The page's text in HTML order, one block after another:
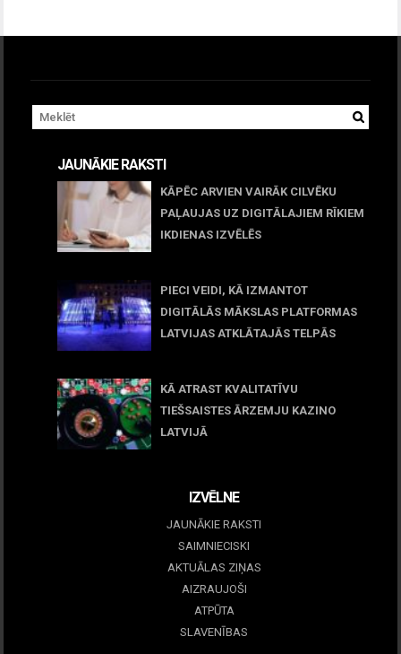
JAUNĀKIE RAKSTI
KĀPĒC ARVIEN VAIRĀK CILVĒKU
PAĻAUJAS UZ DIGITĀLAJIEM RĪKIEM
IKDIENAS IZVĒLĒS
PIECI VEIDI, KĀ IZMANTOT
DIGITĀLĀS MĀKSLAS PLATFORMAS
LATVIJAS ATKLĀTAJĀS TELPĀS
KĀ ATRAST KVALITATĪVU
TIEŠSAISTES ĀRZEMJU KAZINO
LATVIJĀ
IZVĒLNE
JAUNĀKIE RAKSTI
SAIMNIECISKI
AKTUĀLAS ZIŅAS
AIZRAUJOŠI
ATPŪTA
SLAVENĪBAS